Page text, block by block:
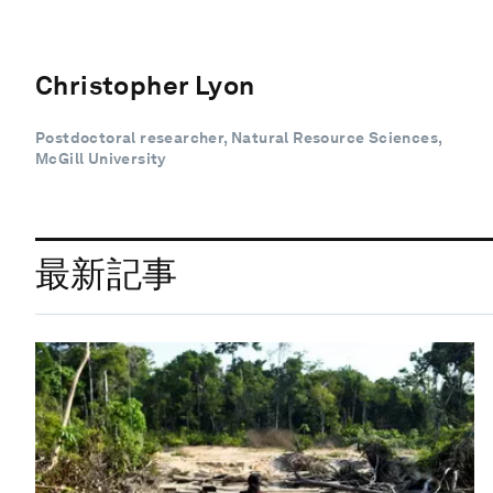
Christopher Lyon
Postdoctoral researcher, Natural Resource Sciences,
McGill University
最新記事